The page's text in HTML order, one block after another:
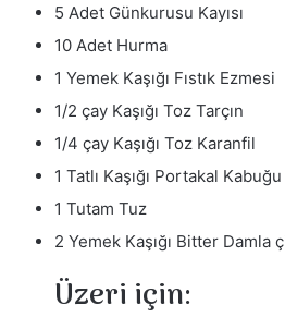
5 Adet Günkurusu Kayısı
10 Adet Hurma
1 Yemek Kaşığı Fıstık Ezmesi
1/2 çay Kaşığı Toz Tarçın
1/4 çay Kaşığı Toz Karanfil
1 Tatlı Kaşığı Portakal
1 Tutam Tuz
2 Yemek Kaşığı Bitter Damla
Üzeri için: